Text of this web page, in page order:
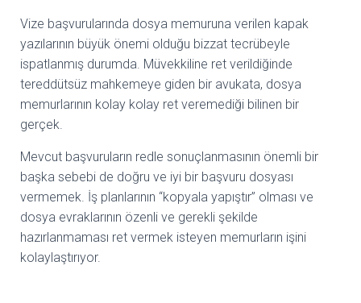
Vize başvurularında dosya memuruna verilen kapak
yazılarının büyük önemi olduğu bizzat tecrübeyle
ispatlanmış durumda. Müvekkiline ret verildiğinde
tereddütsüz mahkemeye giden bir avukata, dosya
memurlarının kolay kolay ret veremediği bilinen bir
gerçek.
Mevcut başvuruların redle sonuçlanmasının önemli bir
başka sebebi de doğru ve iyi bir başvuru dosyası
vermemek. İş planlarının “kopyala yapıştır” olması ve
dosya evraklarının özenli ve gerekli şekilde
hazırlanmaması ret vermek isteyen memurların işini
kolaylaştırıyor.